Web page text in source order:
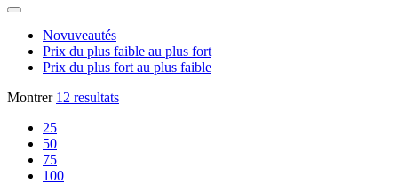
Novuveautés
Prix du plus faible au plus fort
Prix du plus fort au plus faible
Montrer 12 resultats
25
50
75
100